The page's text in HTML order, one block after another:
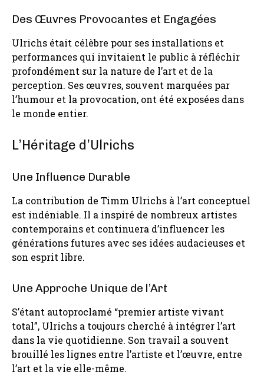
Des Œuvres Provocantes et Engagées
Ulrichs était célèbre pour ses installations et
performances qui invitaient le public à réfléchir
profondément sur la nature de l’art et de la
perception. Ses œuvres, souvent marquées par
l’humour et la provocation, ont été exposées dans
le monde entier.
L’Héritage d’Ulrichs
Une Influence Durable
La contribution de Timm Ulrichs à l’art conceptuel
est indéniable. Il a inspiré de nombreux artistes
contemporains et continuera d’influencer les
générations futures avec ses idées audacieuses et
son esprit libre.
Une Approche Unique de l’Art
S’étant autoproclamé “premier artiste vivant
total”, Ulrichs a toujours cherché à intégrer l’art
dans la vie quotidienne. Son travail a souvent
brouillé les lignes entre l’artiste et l’œuvre, entre
l’art et la vie elle-même.